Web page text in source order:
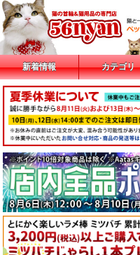
新着情報 カテゴリ